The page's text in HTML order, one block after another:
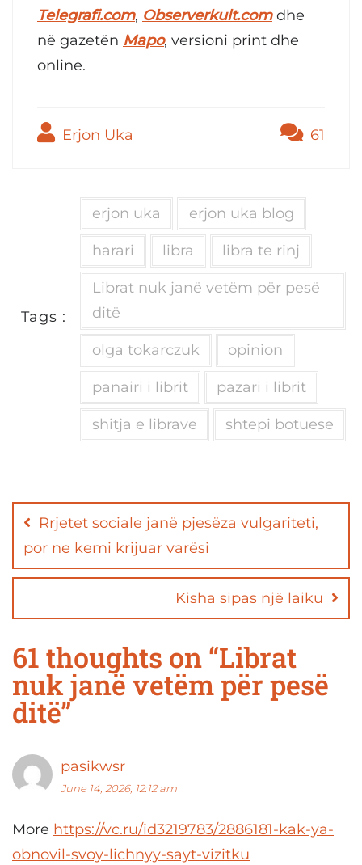
Telegrafi.com, Observerkult.comdhe
në gazetën Mapo, versioni print dhe
online.
Erjon Uka 61
Tags :
erjon uka erjon uka blog
harari libra libra te rinj
Librat nuk janë vetëm për pesë
ditë
olga tokarczuk opinion
panairi i librit pazari i librit
shitja e librave shtepi botuese
navigation
Rrjetet sociale janë pjesëza vulgariteti,
por ne kemi krijuar varësi
Kisha sipas një laiku
61 thoughts on “Librat
nuk janë vetëm për pesë
ditë”
pasikwsr
June 14, 2026, 12:12 am
More https://vc.ru/id3219783/2886181-kak-ya-
obnovil-svoy-lichnyy-sayt-vizitku